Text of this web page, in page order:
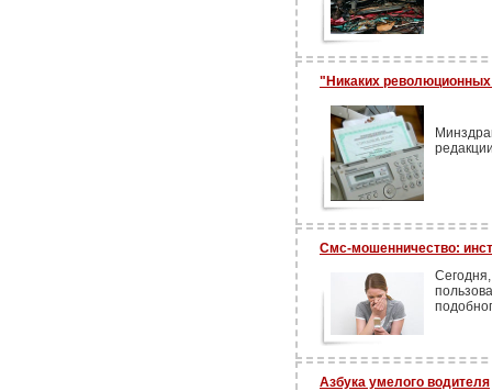
"Никаких
Смс-мошенничество:
Азбука умелого водителя